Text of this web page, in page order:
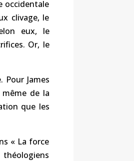
occidentale
clivage, le
eux, le
Or, le
James
de la
que les
« La force